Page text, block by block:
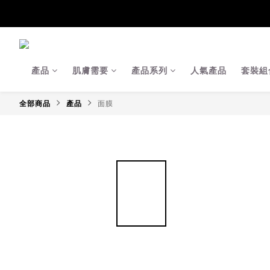
產品 肌膚需要 產品系列 人氣產品 套裝組
全部商品 產品 面膜